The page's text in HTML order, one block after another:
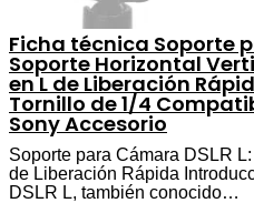
Ficha técnica Soporte
Soporte Horizontal
en L de Liberación
Tornillo de 1/4
Sony Accesorio
Soporte para Cámara DSLR
de Liberación Rápida
DSLR L, también conocido…